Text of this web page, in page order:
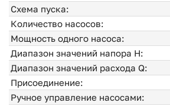
Схема пуска:
Количество насосов:
Мощность одного насоса:
Диапазон значений напора H:
Диапазон значений расхода Q:
Присоединение:
Ручное управление насосами: